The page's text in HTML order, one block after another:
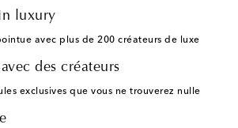
luxury
avec plus de 200 créateurs de luxe
des créateurs
exclusives que vous ne trouverez nulle